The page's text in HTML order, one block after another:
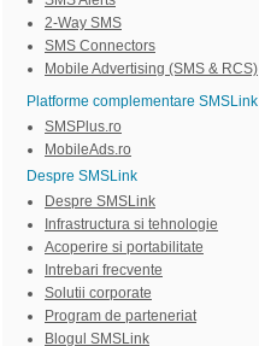
2-Way SMS
SMS Connectors
Mobile Advertising (SMS & RCS)
Platforme complementare SMSLink
SMSPlus.ro
MobileAds.ro
Despre SMSLink
Despre SMSLink
Infrastructura si tehnologie
Acoperire si portabilitate
Intrebari frecvente
Solutii corporate
Program de parteneriat
Blogul SMSLink